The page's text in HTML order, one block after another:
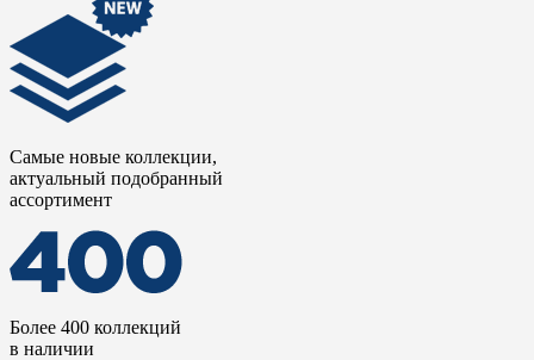
Самые новые коллекции,
актуальный подобранный
ассортимент
Более 400 коллекций
в наличии